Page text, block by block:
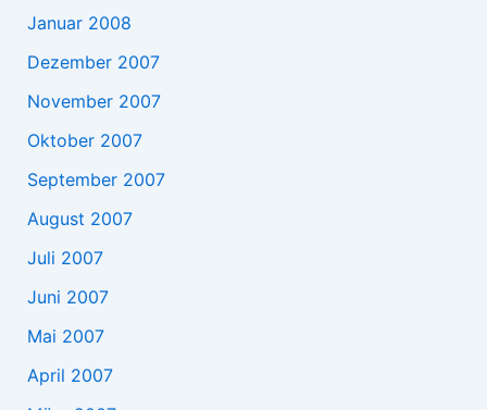
Januar 2008
Dezember 2007
November 2007
Oktober 2007
September 2007
August 2007
Juli 2007
Juni 2007
Mai 2007
April 2007